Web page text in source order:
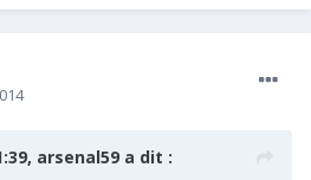
arsenal59 a dit :